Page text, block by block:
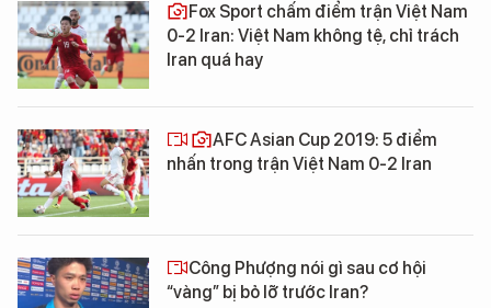
Fox Sport chấm điểm trận Việt Nam
0-2 Iran: Việt Nam không tệ, chỉ trách
Iran quá hay
AFC Asian Cup 2019: 5 điểm
nhấn trong trận Việt Nam 0-2 Iran
Công Phượng nói gì sau cơ hội
“vàng” bị bỏ lỡ trước Iran?